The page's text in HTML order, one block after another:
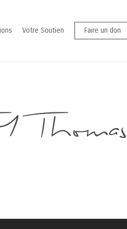
Votre Soutien Faire un don
Thomas